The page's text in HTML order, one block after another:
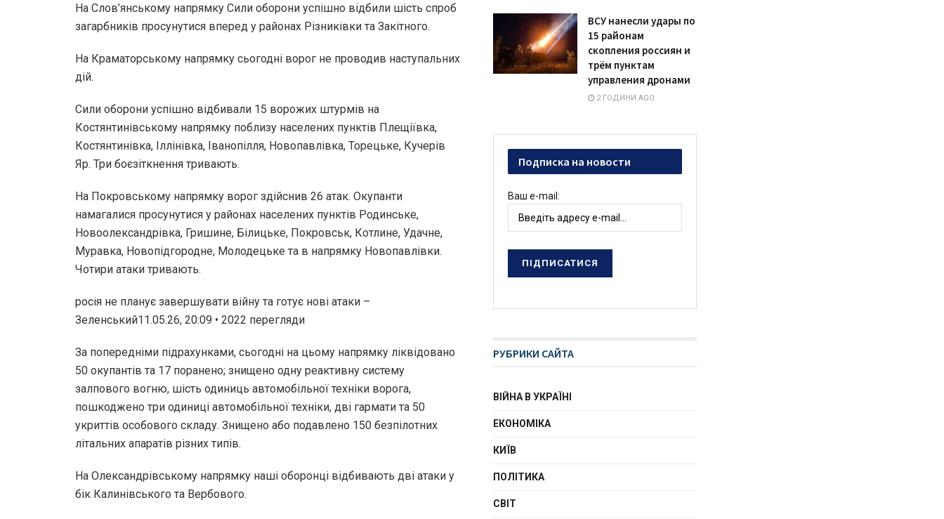
На Слов’янському напрямку Сили оборони успішно відбили шість спроб
загарбників просунутися вперед у районах Різниківки та Закітного.
На Краматорському напрямку сьогодні ворог не проводив наступальних
дій.
Сили оборони успішно відбивали 15 ворожих штурмів на
Костянтинівському напрямку поблизу населених пунктів Плещіївка,
Костянтинівка, Іллінівка, Іванопілля, Новопавлівка, Торецьке, Кучерів
Яр. Три боєзіткнення тривають.
На Покровському напрямку ворог здійснив 26 атак. Окупанти
намагалися просунутися у районах населених пунктів Родинське,
Новоолександрівка, Гришине, Білицьке, Покровськ, Котлине, Удачне,
Муравка, Новопідгородне, Молодецьке та в напрямку Новопавлівки.
Чотири атаки тривають.
росія не планує завершувати війну та готує нові атаки –
Зеленський11.05.26, 20:09 • 2022 перегляди
За попередніми підрахунками, сьогодні на цьому напрямку ліквідовано
50 окупантів та 17 поранено; знищено одну реактивну систему
залпового вогню, шість одиниць автомобільної техніки ворога,
пошкоджено три одиниці автомобільної техніки, дві гармати та 50
укриттів особового складу. Знищено або подавлено 150 безпілотних
літальних апаратів різних типів.
На Олександрівському напрямку наші оборонці відбивають дві атаки у
бік Калинівського та Вербового.
ВСУ нанесли удары по
15 районам
скопления россиян и
трём пунктам
управления дронами
2 ГОДИНИ AGO
Подписка на новости
Ваш e-mail:
РУБРИКИ САЙТА
ВІЙНА В УКРАЇНІ
ЕКОНОМІКА
КИЇВ
ПОЛІТИКА
СВІТ